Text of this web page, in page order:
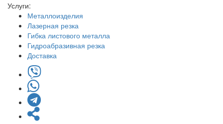
Услуги:
Металлоизделия
Лазерная резка
Гибка листового металла
Гидроабразивная резка
Доставка